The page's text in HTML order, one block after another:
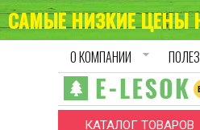
САМЫЕ НИЗКИЕ ЦЕНЫ
О КОМПАНИИ arrow_drop_down
КАТАЛОГ ТОВАРОВ